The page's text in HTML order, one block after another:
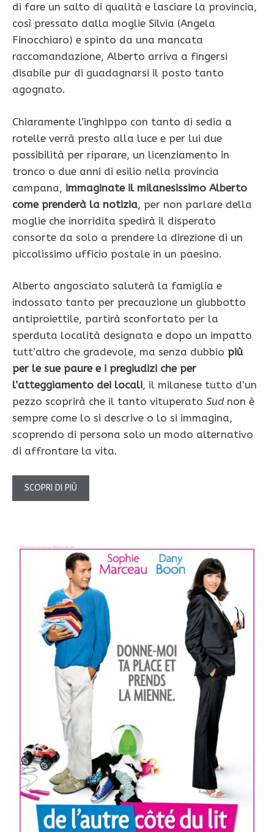
di fare un salto di qualità e lasciare la provincia,
così pressato dalla moglie Silvia (Angela
Finocchiaro) e spinto da una mancata
raccomandazione, Alberto arriva a fingersi
disabile pur di guadagnarsi il posto tanto
agognato.
Chiaramente l’inghippo con tanto di sedia a
rotelle verrà presto alla luce e per lui due
possibilità per riparare, un licenziamento in
tronco o due anni di esilio nella provincia
campana, immaginate il milanesissimo Alberto
come prenderà la notizia, per non parlare della
moglie che inorridita spedirà il disperato
consorte da solo a prendere la direzione di un
piccolissimo ufficio postale in un paesino.
Alberto angosciato saluterà la famiglia e
indossato tanto per precauzione un giubbotto
antiproiettile, partirà sconfortato per la
sperduta località designata e dopo un impatto
tutt’altro che gradevole, ma senza dubbio più
per le sue paure e i pregiudizi che per
l’atteggiamento dei locali, il milanese tutto d’un
pezzo scoprirà che il tanto vituperato Sud non è
sempre come lo si descrive o lo si immagina,
scoprendo di persona solo un modo alternativo
di affrontare la vita.
SCOPRI DI PIÙ